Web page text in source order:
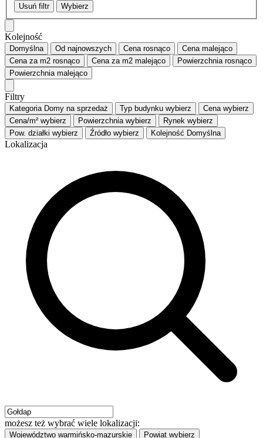
Usuń filtr Wybierz
Kolejność
Domyślna Od najnowszych Cena rosnąco Cena malejąco
Cena za m2 rosnąco Cena za m2 malejąco Powierzchnia rosnąco
Powierzchnia malejąco
Filtry
Kategoria Domy na sprzedaż Typ budynku wybierz Cena wybierz
Cena/m² wybierz Powierzchnia wybierz Rynek wybierz
Pow. działki wybierz Źródło wybierz Kolejność Domyślna
Lokalizacja
możesz też wybrać wiele lokalizacji:
Województwo warmińsko-mazurskie Powiat wybierz